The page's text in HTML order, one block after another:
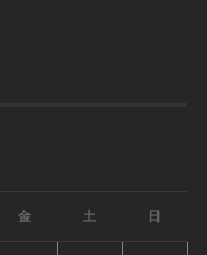
金 土 日